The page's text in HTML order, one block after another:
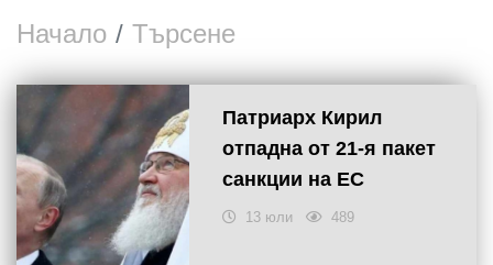
Начало Търсене
Патриарх Кирил
отпадна от 21-я пакет
санкции на ЕС
13 юли 489